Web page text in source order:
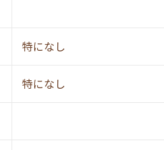
特になし
特になし